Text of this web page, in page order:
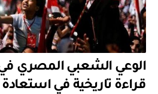
قراءة تاريخية في استعادة